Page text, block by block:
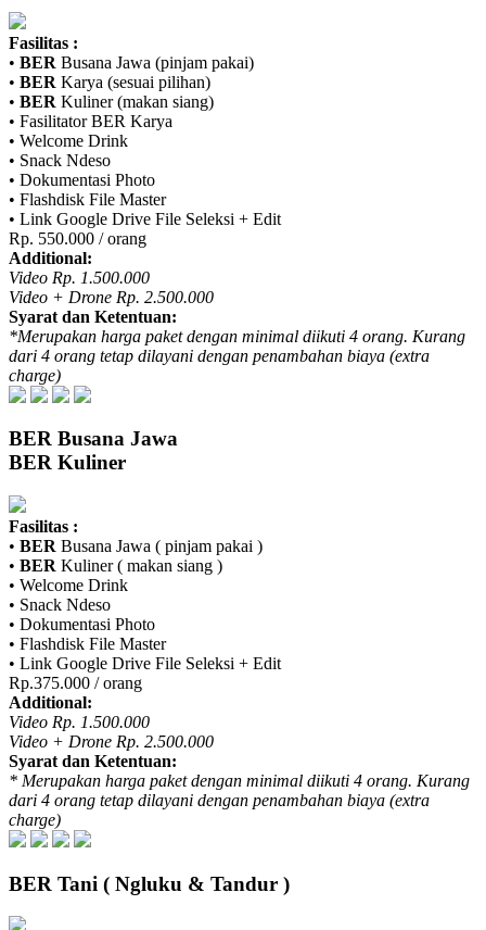
Fasilitas :
• BER Busana Jawa (pinjam pakai)
• BER Karya (sesuai pilihan)
• BER Kuliner (makan siang)
• FasilitatorBER Karya
• Welcome Drink
• Snack Ndeso
• Dokumentasi Photo
• Flashdisk File Master
• Link Google Drive File Seleksi + Edit
Rp. 550.000 / orang
Additional:
Video Rp. 1.500.000
Video + Drone Rp. 2.500.000
Syarat dan Ketentuan:
*Merupakan harga paket dengan minimal diikuti 4 orang. Kurang
dari 4 orang tetap dilayani dengan penambahan biaya (extra
charge)
BER Busana Jawa
BER Kuliner
Fasilitas :
• BER Busana Jawa ( pinjam pakai )
• BER Kuliner ( makan siang )
• Welcome Drink
• Snack Ndeso
• Dokumentasi Photo
• Flashdisk File Master
• Link Google Drive File Seleksi + Edit
Rp.375.000 / orang
Additional:
Video Rp. 1.500.000
Video + Drone Rp. 2.500.000
Syarat dan Ketentuan:
* Merupakan harga paket dengan minimal diikuti 4 orang. Kurang
dari 4 orang tetap dilayani dengan penambahan biaya (extra
charge)
BER Tani ( Ngluku & Tandur )